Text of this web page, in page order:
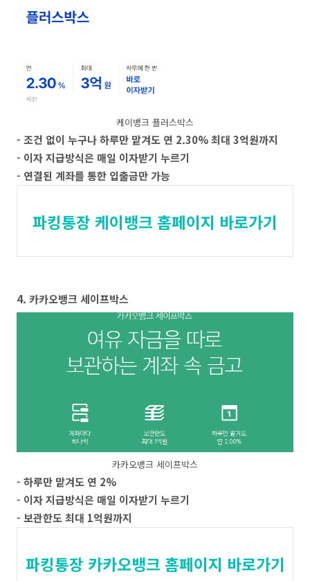
케이뱅크 플러스박스
- 조건 없이 누구나 하루만 맡겨도 연 2.30% 최대 3억원까지
- 이자 지급방식은 매일 이자받기 누르기
- 연결된 계좌를 통한 입출금만 가능
파킹통장 케이뱅크 홈페이지 바로가기
4. 카카오뱅크 세이프박스
카카오뱅크 세이프박스
- 하루만 맡겨도 연 2%
- 이자 지급방식은 매일 이자받기 누르기
- 보관한도 최대 1억원까지
파킹통장 카카오뱅크 홈페이지 바로가기